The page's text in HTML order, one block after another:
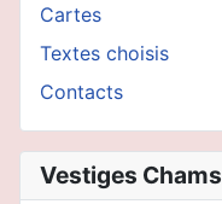
Cartes
Textes choisis
Contacts
Vestiges Chams